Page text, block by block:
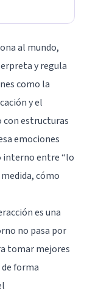
al mundo,
y regula
como la
y el
estructuras
emociones
interno entre “lo
cómo
es una
no pasa por
tomar mejores
forma